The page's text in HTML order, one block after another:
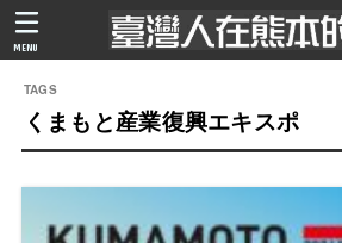
MENU
くまもと産業復興エキスポ